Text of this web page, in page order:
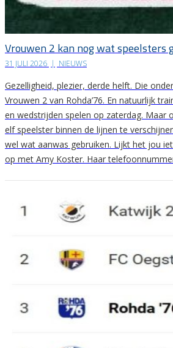
Vrouwen 2 kan nog wat speelsters
31 JULI 2026 | NIEUWS
Gezelligheid, plezier, derde helft. Die
Vrouwen 2 van Rohda’76. En natuurlijk
en wedstrijden spelen op zaterdag. Maar
elf speelster binnen de lijnen te
wel wat aanwas gebruiken. Lijkt het jou
op met Amy Koster. Haar